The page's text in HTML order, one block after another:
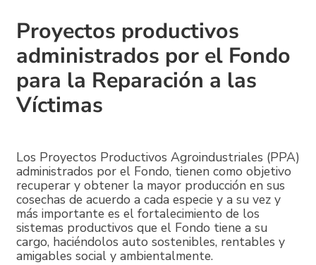
Proyectos productivos
administrados por el Fondo
para la Reparación a las
Víctimas
Los Proyectos Productivos Agroindustriales (PPA)
administrados por el Fondo, tienen como objetivo
recuperar y obtener la mayor producción en sus
cosechas de acuerdo a cada especie y a su vez y
más importante es el fortalecimiento de los
sistemas productivos que el Fondo tiene a su
cargo, haciéndolos auto sostenibles, rentables y
amigables social y ambientalmente.